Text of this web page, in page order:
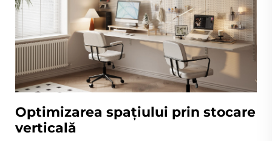
Optimizarea spațiului prin stocare
verticală